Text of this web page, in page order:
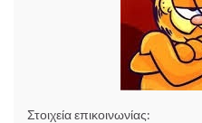
Στοιχεία επικοινωνίας: